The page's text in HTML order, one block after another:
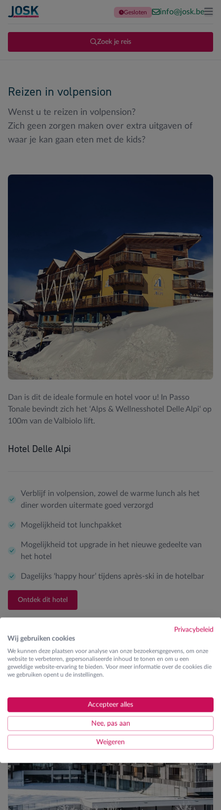
Privacybeleid
Wij gebruiken cookies
We kunnen deze plaatsen voor analyse van onze bezoekersgegevens, om onze
website te verbeteren, gepersonaliseerde inhoud te tonen en om u een
geweldige website-ervaring te bieden. Voor meer informatie over de cookies die
we gebruiken opent u de instellingen.
Accepteer alles
Nee, pas aan
Weigeren
Terug naar de homepage
Gesloten info@josk.be
Zoek je reis
Reizen in volpension
Wenst u te reizen in volpension?
Zich geen zorgen maken over extra uitgaven of
waar je kan gaan eten met de kids?
Dan is dit de ideale formule en hotel voor u! In Passo
Tonale bevindt zich het ‘Alps & Wellnesshotel Delle Alpi‘ op
100m van de Valbiolo lift.
Hotel Delle Alpi
Verblijf in volpension, zowel de warme lunch als het
diner worden uitermate goed verzorgd
Mogelijkheid tot lunchpakket
Mogelijkheid tot upgrade in het nieuwe gedeelte van
het hotel
Dagelijks ‘happy hour’ tijdens après-ski in de hotelbar
Ontdek dit hotel